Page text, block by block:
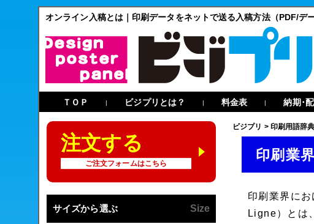
オンライン入稿とは｜印刷データをネットで送る入稿方法（PDF/デ
ＴＯＰ | ビジプリとは？ | 料金表 | 納期･
ビジプリ > 印刷用語辞典
印刷業
印刷業界にお
Ligne）とは
注文する
ご注文フォームはこちら
サイズから選ぶ Size